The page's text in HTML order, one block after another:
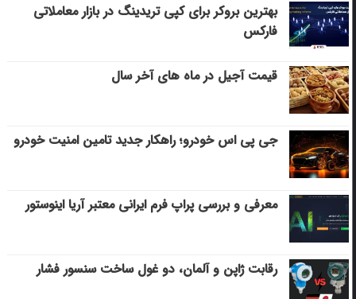
بهترین بروکر برای کپی‌ تریدینگ در بازار معاملاتی
فارکس
قیمت آجیل در ماه های آخر سال
جی پی اس خودرو؛ راهکار جدید تامین امنیت خودرو
معرفی و بررسی پراپ فرم ایرانی معتبر آریا اینوستور
رقابت ژاپن و آلمان، دو غول ساخت سنسور فشار